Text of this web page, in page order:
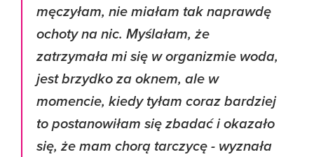
męczyłam, nie miałam tak naprawdę
ochoty na nic. Myślałam, że
zatrzymała mi się w organizmie woda,
jest brzydko za oknem, ale w
momencie, kiedy tyłam coraz bardziej
to postanowiłam się zbadać i okazało
się, że mam chorą tarczycę - wyznała